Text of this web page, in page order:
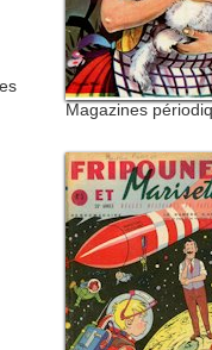
Magazines